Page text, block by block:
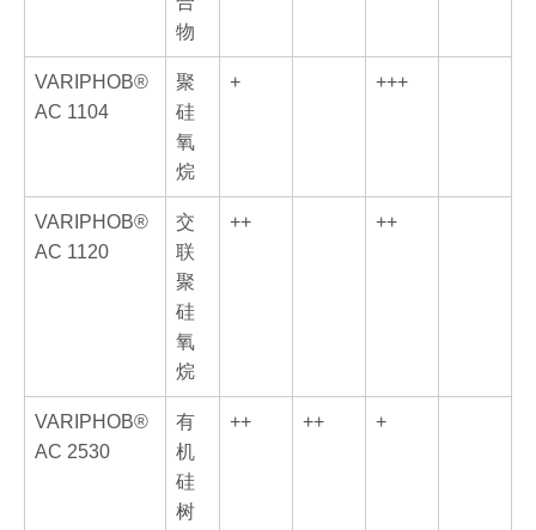
物
VARIPHOB®
AC 1104
聚
硅
氧
烷
+ +++
VARIPHOB®
AC 1120
交
联
聚
硅
氧
烷
++ ++
VARIPHOB®
AC 2530
有
机
硅
树
++ ++ +